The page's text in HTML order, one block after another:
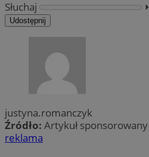
Słuchaj
⏵︎
Udostępnij
justyna.romanczyk
Źródło: Artykuł sponsorowany
reklama